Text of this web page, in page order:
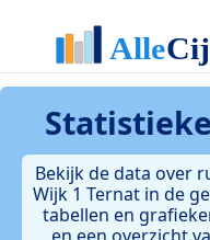
Bekijk de data over
Wijk 1 Ternat in de
tabellen en